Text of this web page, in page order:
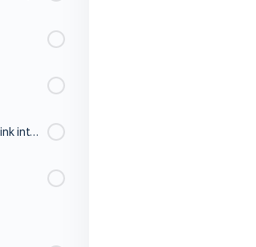
Atualizando dados do usuário no link inteligente